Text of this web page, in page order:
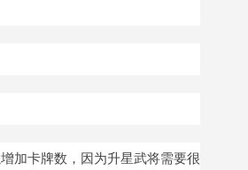
加卡牌数，因为升星武将需要很